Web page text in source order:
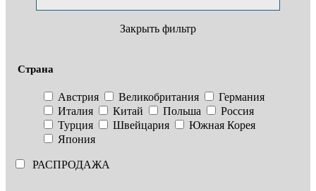
Закрыть фильтр
Страна
Австрия Великобритания
Германия
Италия
Китай Польша
Россия
Турция
Швейцария
Южная Корея
Япония
РАСПРОДАЖА